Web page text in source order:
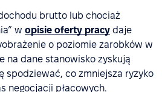
brutto lub chociaż
w opisie oferty pracy daje
o poziomie zarobków w
na dane stanowisko zyskują
spodziewać, co zmniejsza ryzyko
negocjacji płacowych.